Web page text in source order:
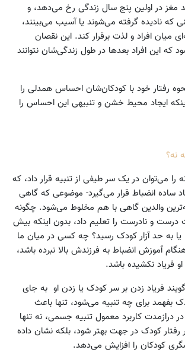
رشد مغز در اولین پنج سال زندگی رخ می‌دهد، و
که نادیده گرفته می‌شوند یا آسیب می‌‌بینند،
میان افراد و لذت برقرار کند. این نقصان
این افراد بعدها در طول زندگی‌شان نتوانند
رفتار خود با کودکان‌شان احساس همدلی را
اینکه ایجاد محیط خشن و تنبیهی این احساس را
نه؟
را می‌توان در یک سر طیفی از تنبیه قرار داد، که
ساده انضباط قرار می‌گیرد- موضوعی که گاهی
والدین گاهی با هم مخلوط می‌شود. چگونه
درست و نادرست را تعلیم داد، بدون اینکه بیش
به حد آزار کودک رسید؟ چه کسی در میان ما
ٱموزش انضباط به فرزندش بالا نبرده باشد،
فریاد نکشیده باشد.
فریاد زدن بر سر کودک یا زدن او به جای
بفهمد برای چه تنبیه می‌شود، تنها باعث
درازمدت کاربرد معمول تنبیه جسمی، نه تنها
رفتار کودک در جهت بهتر شود، بلکه نشان داده
کودکان را افزایش می‌دهد.